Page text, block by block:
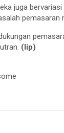
juga
(lip)